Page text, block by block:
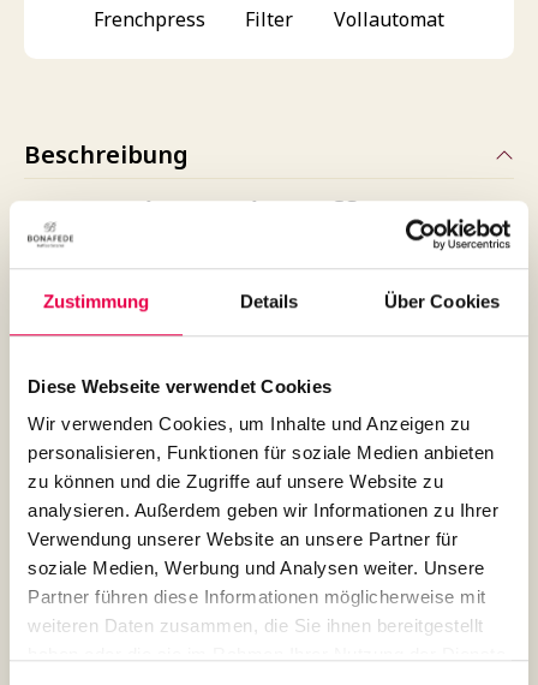
Zustimmung Details Über Cookies
Diese Webseite verwendet Cookies
Wir verwenden Cookies, um Inhalte und Anzeigen zu
personalisieren, Funktionen für soziale Medien anbieten
zu können und die Zugriffe auf unsere Website zu
analysieren. Außerdem geben wir Informationen zu Ihrer
Verwendung unserer Website an unsere Partner für
soziale Medien, Werbung und Analysen weiter. Unsere
Partner führen diese Informationen möglicherweise mit
weiteren Daten zusammen, die Sie ihnen bereitgestellt
Frenchpress Filter Vollautomat
Beschreibung
PERU Bio + Fair, Kaffee 250 g
Der Kaffee PERU Bio + Fair ist ein Single Origin aus
100 % Arabica-Bohnen, der durch seine mittelkräftige
Kaffee-Röstung besticht. Dieser außergewöhnliche
Rica in Peru, wo er von der indigenen Gemeinschaft
Die sorgfältig ausgewählten Kaffeebohnen der
Varietäten Bourbon, Caturra und Catimor wachsen in
Höhenlagen zwischen 1200 – 1800 Metern. Nach der
Ernte werden die Bohnen "fully washed" aufbereitet,
was zu einem reinen und klaren Geschmacksprofil
führt.
Der Kaffee PERU Bio + Fair zeichnet sich durch feine
nussige Noten, eine angenehme mittlere Stärke und